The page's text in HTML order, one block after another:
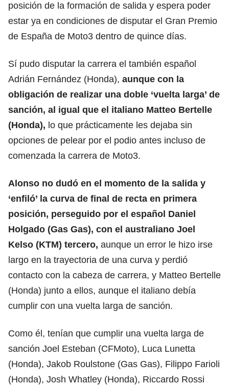
posición de la formación de salida y espera poder
estar ya en condiciones de disputar el Gran Premio
de España de Moto3 dentro de quince días.
Sí pudo disputar la carrera el también español
Adrián Fernández (Honda), aunque con la
obligación de realizar una doble ‘vuelta larga’ de
sanción, al igual que el italiano Matteo Bertelle
(Honda), lo que prácticamente les dejaba sin
opciones de pelear por el podio antes incluso de
comenzada la carrera de Moto3.
Alonso no dudó en el momento de la salida y
‘enfiló’ la curva de final de recta en primera
posición, perseguido por el español Daniel
Holgado (Gas Gas), con el australiano Joel
Kelso (KTM) tercero, aunque un error le hizo irse
largo en la trayectoria de una curva y perdió
contacto con la cabeza de carrera, y Matteo Bertelle
(Honda) junto a ellos, aunque el italiano debía
cumplir con una vuelta larga de sanción.
Como él, tenían que cumplir una vuelta larga de
sanción Joel Esteban (CFMoto), Luca Lunetta
(Honda), Jakob Roulstone (Gas Gas), Filippo Farioli
(Honda), Josh Whatley (Honda), Riccardo Rossi